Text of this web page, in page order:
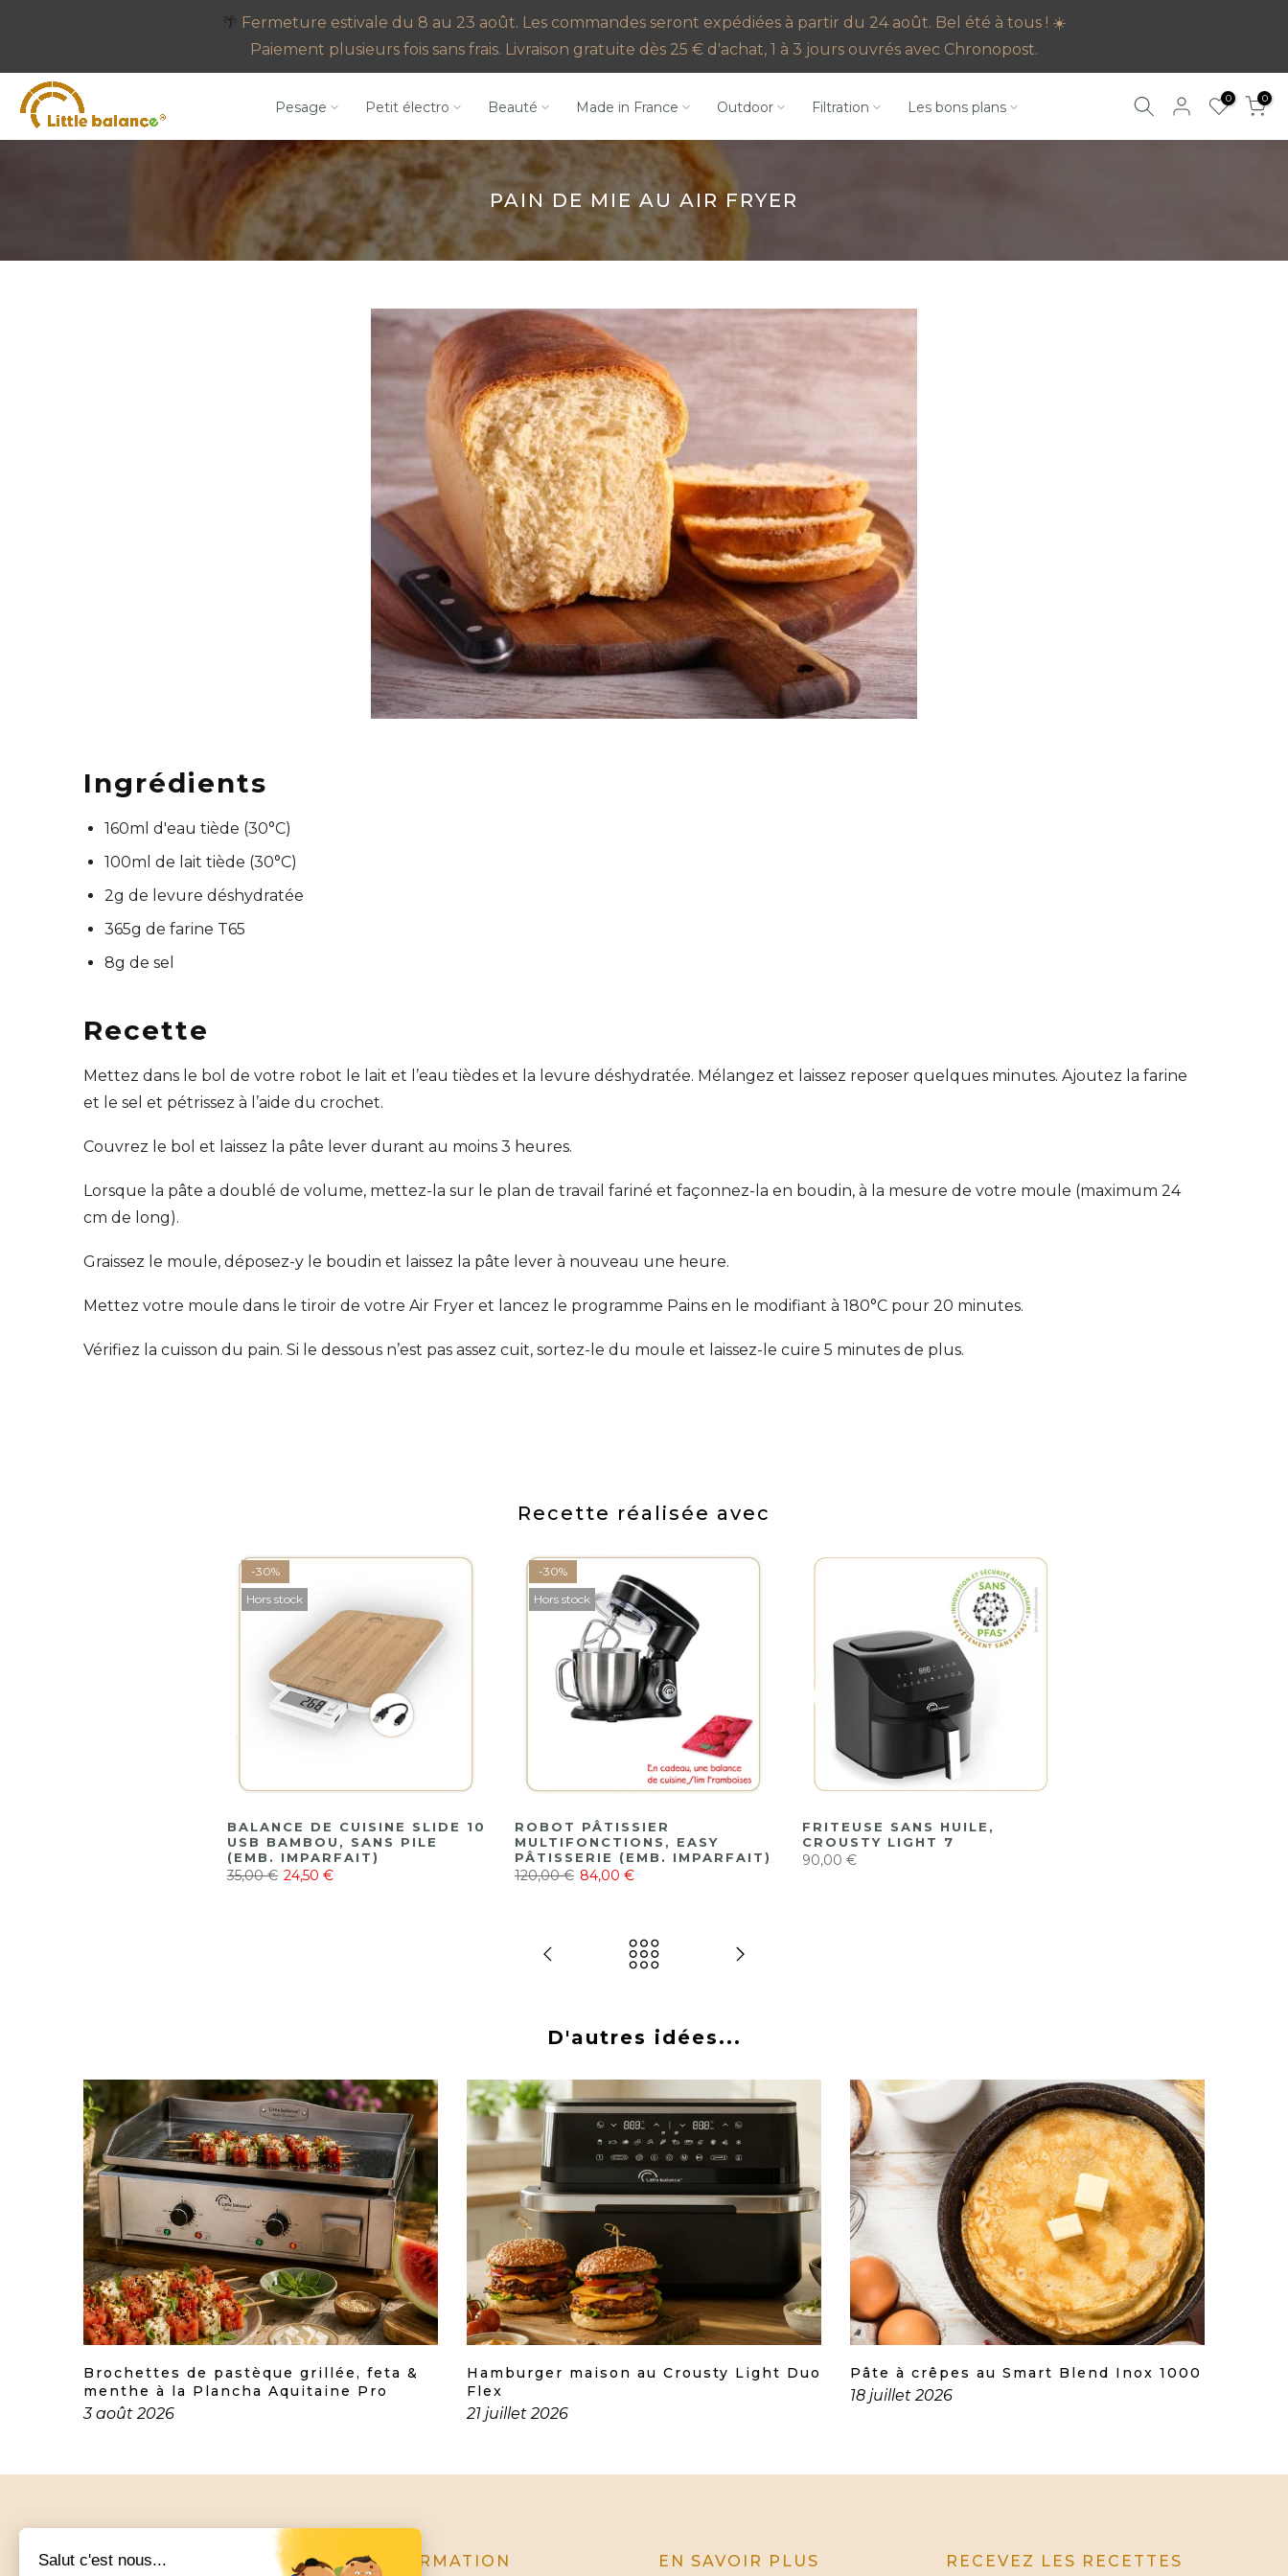
contenu
🌴 Fermeture estivale du 8 au 23 août. Les commandes seront expédiées à partir du 24 août. Bel été à tous ! ☀️
Paiement plusieurs fois sans frais. Livraison gratuite dès 25 € d'achat, 1 à 3 jours ouvrés avec Chronopost.
Pesage Petit électro Beauté Made in France Outdoor Filtration Les bons plans 0 0
PAIN DE MIE AU AIR FRYER
Ingrédients
160ml d'eau tiède (30°C)
100ml de lait tiède (30°C)
2g de levure déshydratée
365g de farine T65
8g de sel
Recette
Mettez dans le bol de votre robot le lait et l’eau tièdes et la levure déshydratée. Mélangez et laissez reposer quelques minutes. Ajoutez la farine
et le sel et pétrissez à l’aide du crochet.
Couvrez le bol et laissez la pâte lever durant au moins 3 heures.
Lorsque la pâte a doublé de volume, mettez-la sur le plan de travail fariné et façonnez-la en boudin, à la mesure de votre moule (maximum 24
cm de long).
Graissez le moule, déposez-y le boudin et laissez la pâte lever à nouveau une heure.
Mettez votre moule dans le tiroir de votre Air Fryer et lancez le programme Pains en le modifiant à 180°C pour 20 minutes.
Vérifiez la cuisson du pain. Si le dessous n’est pas assez cuit, sortez-le du moule et laissez-le cuire 5 minutes de plus.
Recette réalisée avec
-30%
Hors stock
BALANCE DE CUISINE SLIDE 10
USB BAMBOU, SANS PILE
(EMB. IMPARFAIT)
35,00 € 24,50 €
-30%
Hors stock
ROBOT PÂTISSIER
MULTIFONCTIONS, EASY
PÂTISSERIE (EMB. IMPARFAIT)
120,00 € 84,00 €
FRITEUSE SANS HUILE,
CROUSTY LIGHT 7
90,00 €
D'autres idées...
Brochettes de pastèque grillée, feta &
menthe à la Plancha Aquitaine Pro
3 août 2026
Hamburger maison au Crousty Light Duo
Flex
21 juillet 2026
Pâte à crêpes au Smart Blend Inox 1000
18 juillet 2026
INFORMATION EN SAVOIR PLUS
RECEVEZ LES RECETTES